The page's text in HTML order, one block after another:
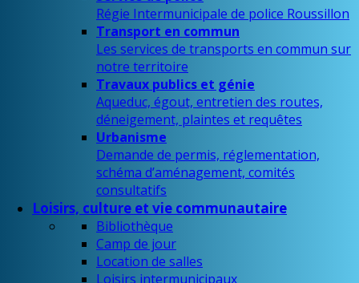
Régie Intermunicipale de police Roussillon
Transport en commun
Les services de transports en commun sur
notre territoire
Travaux publics et génie
Aqueduc, égout, entretien des routes,
déneigement, plaintes et requêtes
Urbanisme
Demande de permis, réglementation,
schéma d’aménagement, comités
consultatifs
Loisirs, culture et vie communautaire
Bibliothèque
Camp de jour
Location de salles
Loisirs intermunicipaux